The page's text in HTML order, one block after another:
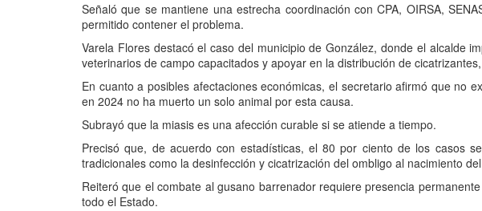
Señaló que se mantiene una estrecha coordinación con CPA, OIRSA,
permitido contener el problema.
Varela Flores destacó el caso del municipio de González, donde el alcalde
veterinarios de campo capacitados y apoyar en la distribución de
En cuanto a posibles afectaciones económicas, el secretario afirmó que no
en 2024 no ha muerto un solo animal por esta causa.
Subrayó que la miasis es una afección curable si se atiende a tiempo.
Precisó que, de acuerdo con estadísticas, el 80 por ciento de los casos
tradicionales como la desinfección y cicatrización del ombligo al nacimiento
Reiteró que el combate al gusano barrenador requiere presencia
todo el Estado.